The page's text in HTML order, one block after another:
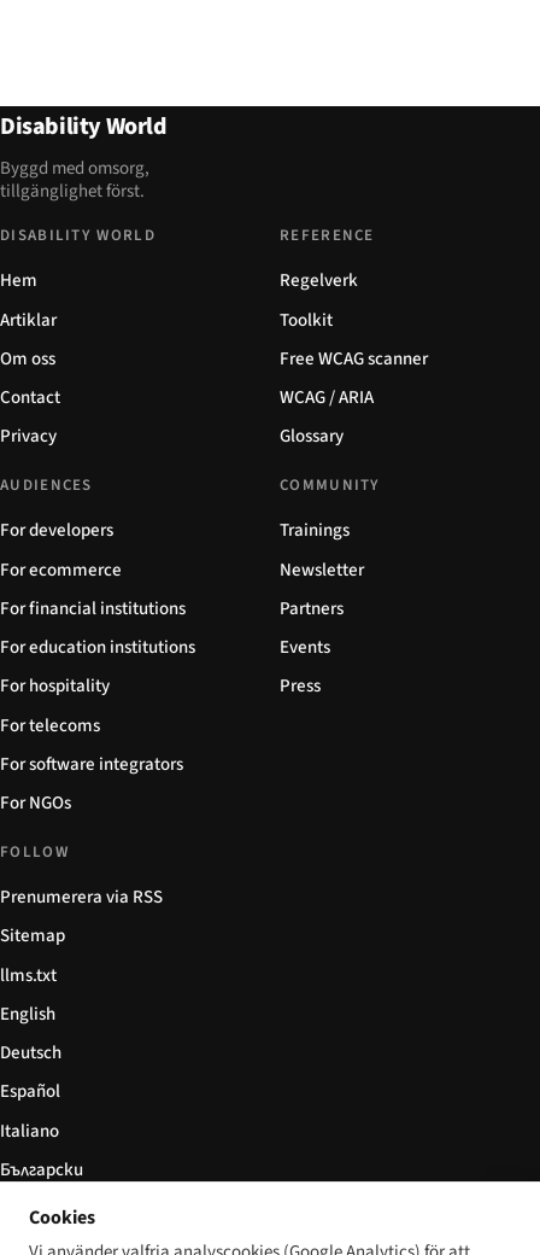
Disability World
Byggd med omsorg,
tillgänglighet först.
DISABILITY WORLD
Hem
Artiklar
Om oss
Contact
Privacy
REFERENCE
Regelverk
Toolkit
Free WCAG scanner
WCAG / ARIA
Glossary
AUDIENCES
For developers
For ecommerce
For financial institutions
For education institutions
For hospitality
For telecoms
For software integrators
For NGOs
COMMUNITY
Trainings
Newsletter
Partners
Events
Press
FOLLOW
Prenumerera via RSS
Sitemap
llms.txt
English
Deutsch
Español
Italiano
Български
简体中文
Cookies